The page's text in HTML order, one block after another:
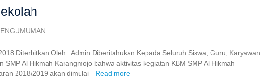
Diterbitkan Oleh : Admin Diberitahukan Kepada Seluruh Siswa, Guru, Karyawan
SMP Al Hikmah Karangmojo bahwa aktivitas kegiatan KBM SMP Al Hikmah
2018/2019 akan dimulai
Read more